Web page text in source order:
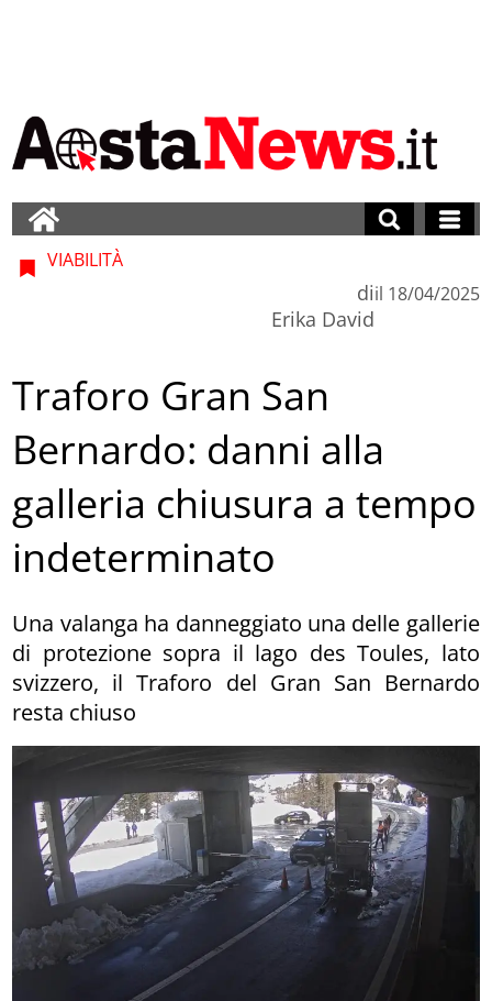
VIABILITÀ
di
Erika David
il 18/04/2025
Traforo Gran San
Bernardo: danni alla
galleria chiusura a tempo
indeterminato
Una valanga ha danneggiato una delle gallerie
di protezione sopra il lago des Toules, lato
svizzero, il Traforo del Gran San Bernardo
resta chiuso